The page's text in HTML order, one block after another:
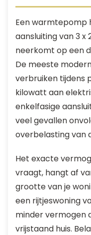
Een warmtepomp
aansluiting van 3 x
neerkomt op een
De meeste
verbruiken tijdens
kilowatt aan
enkelfasige
veel gevallen
overbelasting van
Het exacte
vraagt, hangt af
grootte van je
een rijtjeswoning
minder vermogen
vrijstaand huis.